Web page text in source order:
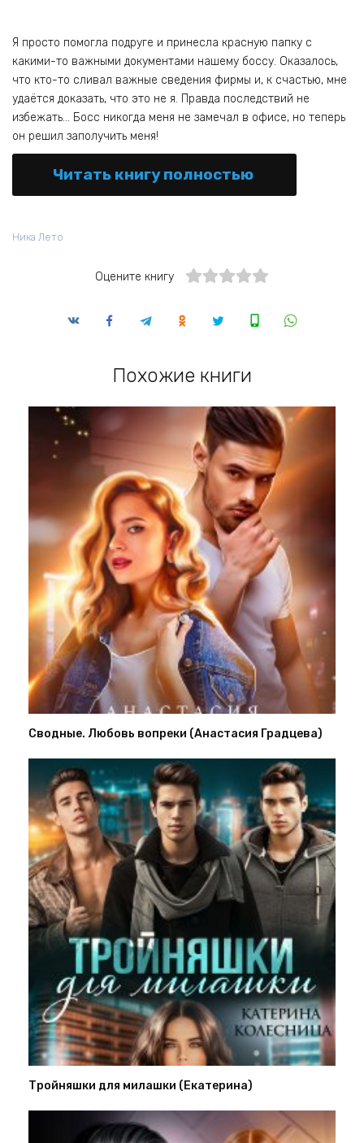
Я просто помогла подруге и принесла красную папку с
какими-то важными документами нашему боссу. Оказалось,
что кто-то сливал важные сведения фирмы и, к счастью, мне
удаётся доказать, что это не я. Правда последствий не
избежать… Босс никогда меня не замечал в офисе, но теперь
он решил заполучить меня!
Читать книгу полностью
Ника Лето
Оцените книгу
Похожие книги
Сводные. Любовь вопреки (Анастасия Градцева)
Тройняшки для милашки (Екатерина)